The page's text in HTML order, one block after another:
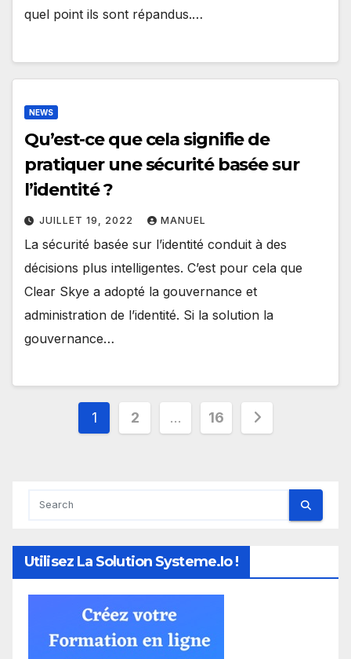
quel point ils sont répandus.…
NEWS
Qu’est-ce que cela signifie de
pratiquer une sécurité basée sur
l’identité ?
JUILLET 19, 2022 MANUEL
La sécurité basée sur l’identité conduit à des
décisions plus intelligentes. C’est pour cela que
Clear Skye a adopté la gouvernance et
administration de l’identité. Si la solution la
gouvernance…
Pagination
1 2 … 16
Utilisez La Solution Systeme.io !